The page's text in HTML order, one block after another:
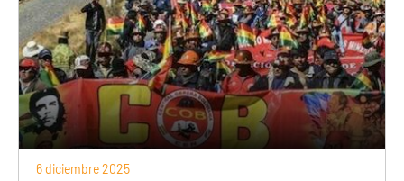
6 diciembre 2025